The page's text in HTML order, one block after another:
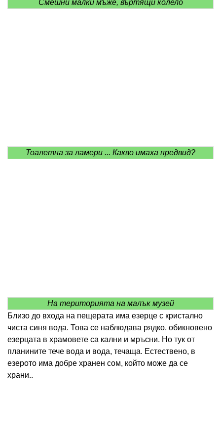
Смешни малки мъже, въртящи колело
Тоалетна за ламери ... Какво имаха предвид?
На територията на малък музей
Близо до входа на пещерата има езерце с кристално
чиста синя вода. Това се наблюдава рядко, обикновено
езерцата в храмовете са кални и мръсни. Но тук от
планините тече вода и вода, течаща. Естествено, в
езерото има добре хранен сом, който може да се
храни..